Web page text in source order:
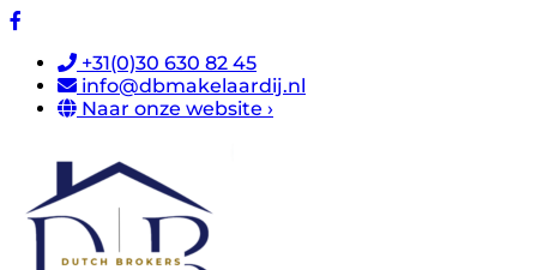
+31(0)30 630 82 45
info@dbmakelaardij.nl
Naar onze website ›